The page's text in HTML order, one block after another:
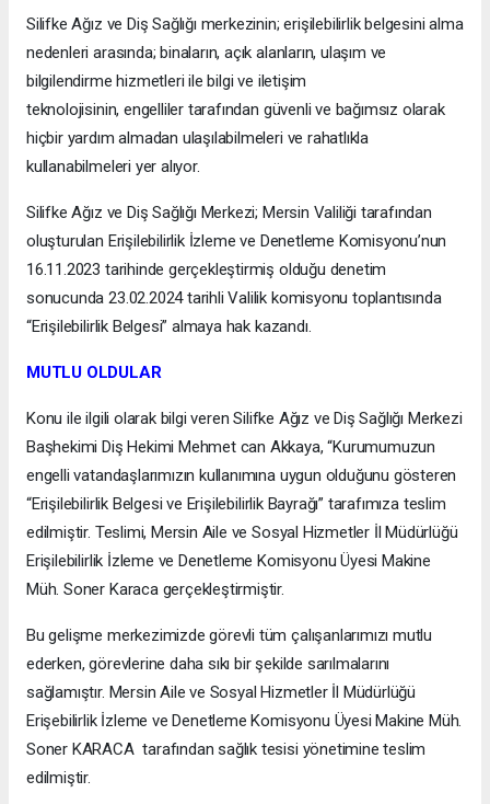
Silifke Ağız ve Diş Sağlığı merkezinin; erişilebilirlik belgesini alma
nedenleri arasında; binaların, açık alanların, ulaşım ve
bilgilendirme hizmetleri ile bilgi ve iletişim
teknolojisinin, engelliler tarafından güvenli ve bağımsız olarak
hiçbir yardım almadan ulaşılabilmeleri ve rahatlıkla
kullanabilmeleri yer alıyor.
Silifke Ağız ve Diş Sağlığı Merkezi; Mersin Valiliği tarafından
oluşturulan Erişilebilirlik İzleme ve Denetleme Komisyonu’nun
16.11.2023 tarihinde gerçekleştirmiş olduğu denetim
sonucunda 23.02.2024 tarihli Valilik komisyonu toplantısında
“Erişilebilirlik Belgesi” almaya hak kazandı.
MUTLU OLDULAR
Konu ile ilgili olarak bilgi veren Silifke Ağız ve Diş Sağlığı Merkezi
Başhekimi Diş Hekimi Mehmet can Akkaya, “Kurumumuzun
engelli vatandaşlarımızın kullanımına uygun olduğunu gösteren
“Erişilebilirlik Belgesi ve Erişilebilirlik Bayrağı” tarafımıza teslim
edilmiştir. Teslimi, Mersin Aile ve Sosyal Hizmetler İl Müdürlüğü
Erişilebilirlik İzleme ve Denetleme Komisyonu Üyesi Makine
Müh. Soner Karaca gerçekleştirmiştir.
Bu gelişme merkezimizde görevli tüm çalışanlarımızı mutlu
ederken, görevlerine daha sıkı bir şekilde sarılmalarını
sağlamıştır. Mersin Aile ve Sosyal Hizmetler İl Müdürlüğü
Erişebilirlik İzleme ve Denetleme Komisyonu Üyesi Makine Müh.
Soner KARACA tarafından sağlık tesisi yönetimine teslim
edilmiştir.